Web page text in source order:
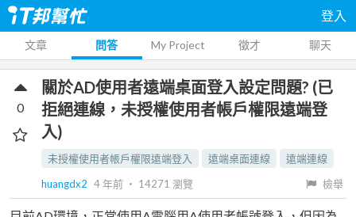
登入
文章 問答 My Project 徵才 聊天
關於AD使用者遠端桌面登入設定問題? (已
拒絕連線，未授權使用者帳戶權限遠端登
入)
未授權使用者帳戶權限遠端登入 遠端桌面連線
遠端連線
huangdx2 4 年前 ‧ 14271 瀏覽 檢舉
0